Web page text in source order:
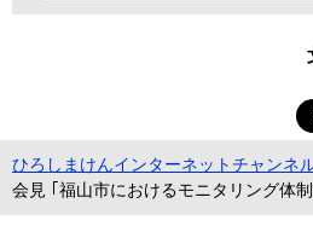
ひろしまけんインターネットチャンネ
会見 ｢福山市におけるモニタリング体